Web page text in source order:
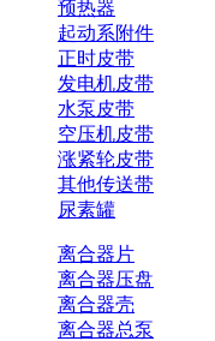
预热器
起动系附件
正时皮带
发电机皮带
水泵皮带
空压机皮带
涨紧轮皮带
其他传送带
尿素罐
离合器片
离合器压盘
离合器壳
离合器总泵